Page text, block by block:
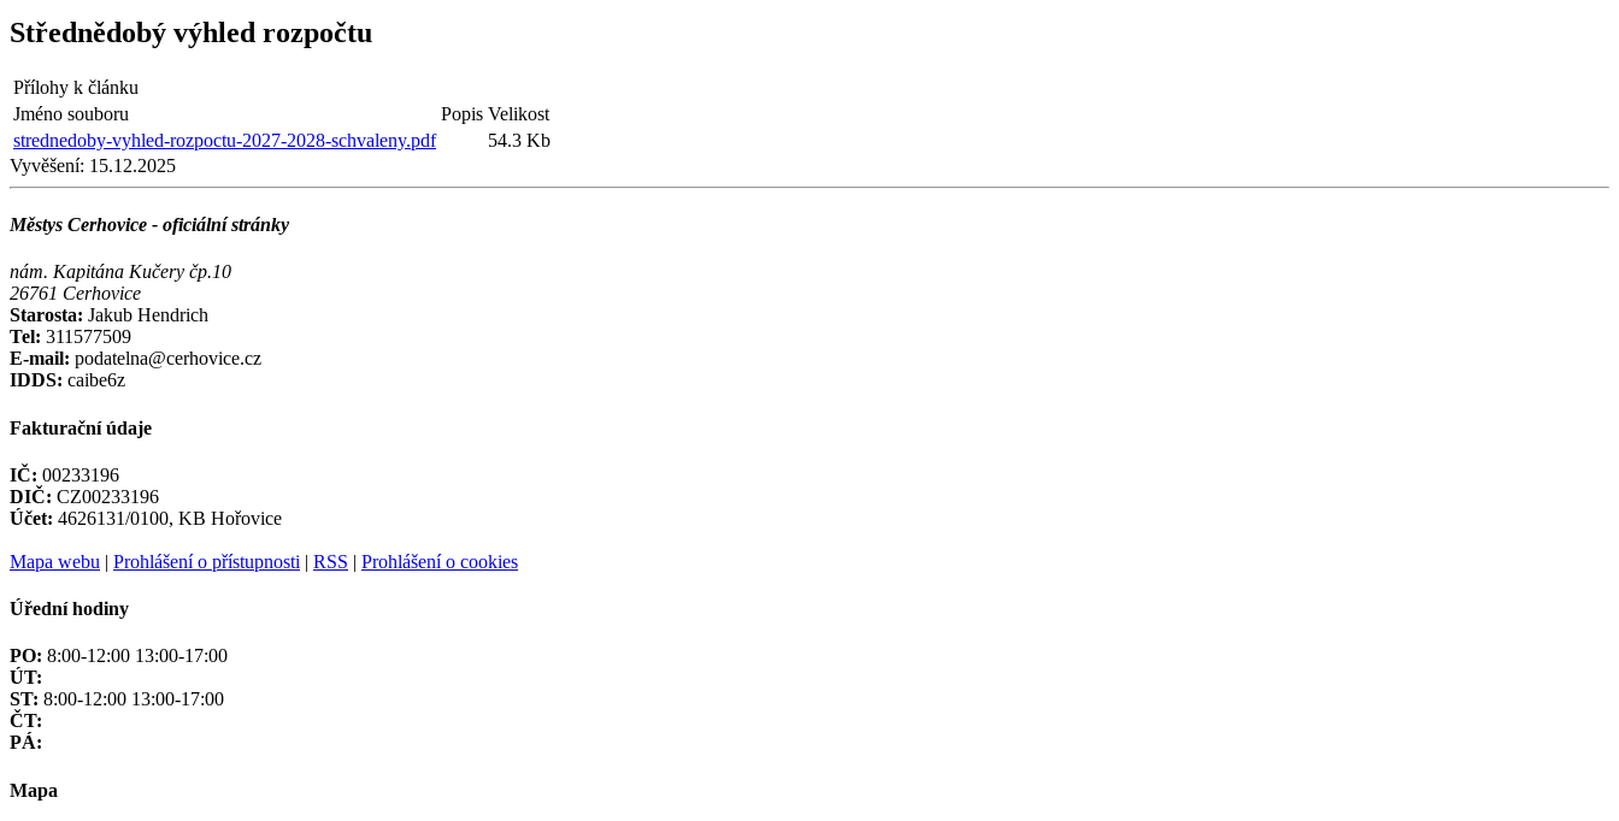
Střednědobý výhled rozpočtu
Přílohy k článku
Jméno souboru
Popis Velikost
strednedoby-vyhled-rozpoctu-2027-2028-schvaleny.pdf
54.3 Kb
Vyvěšení: 15.12.2025
Městys Cerhovice - oficiální stránky
nám. Kapitána Kučery čp.10
26761 Cerhovice
Starosta: Jakub Hendrich
Tel: 311577509
E-mail: podatelna@cerhovice.cz
IDDS: caibe6z
Fakturační údaje
IČ: 00233196
DIČ: CZ00233196
Účet: 4626131/0100, KB Hořovice
Mapa webu | Prohlášení o přístupnosti | RSS | Prohlášení o cookies
Úřední hodiny
PO: 8:00-12:00 13:00-17:00
ÚT:
ST: 8:00-12:00 13:00-17:00
ČT:
PÁ:
Mapa